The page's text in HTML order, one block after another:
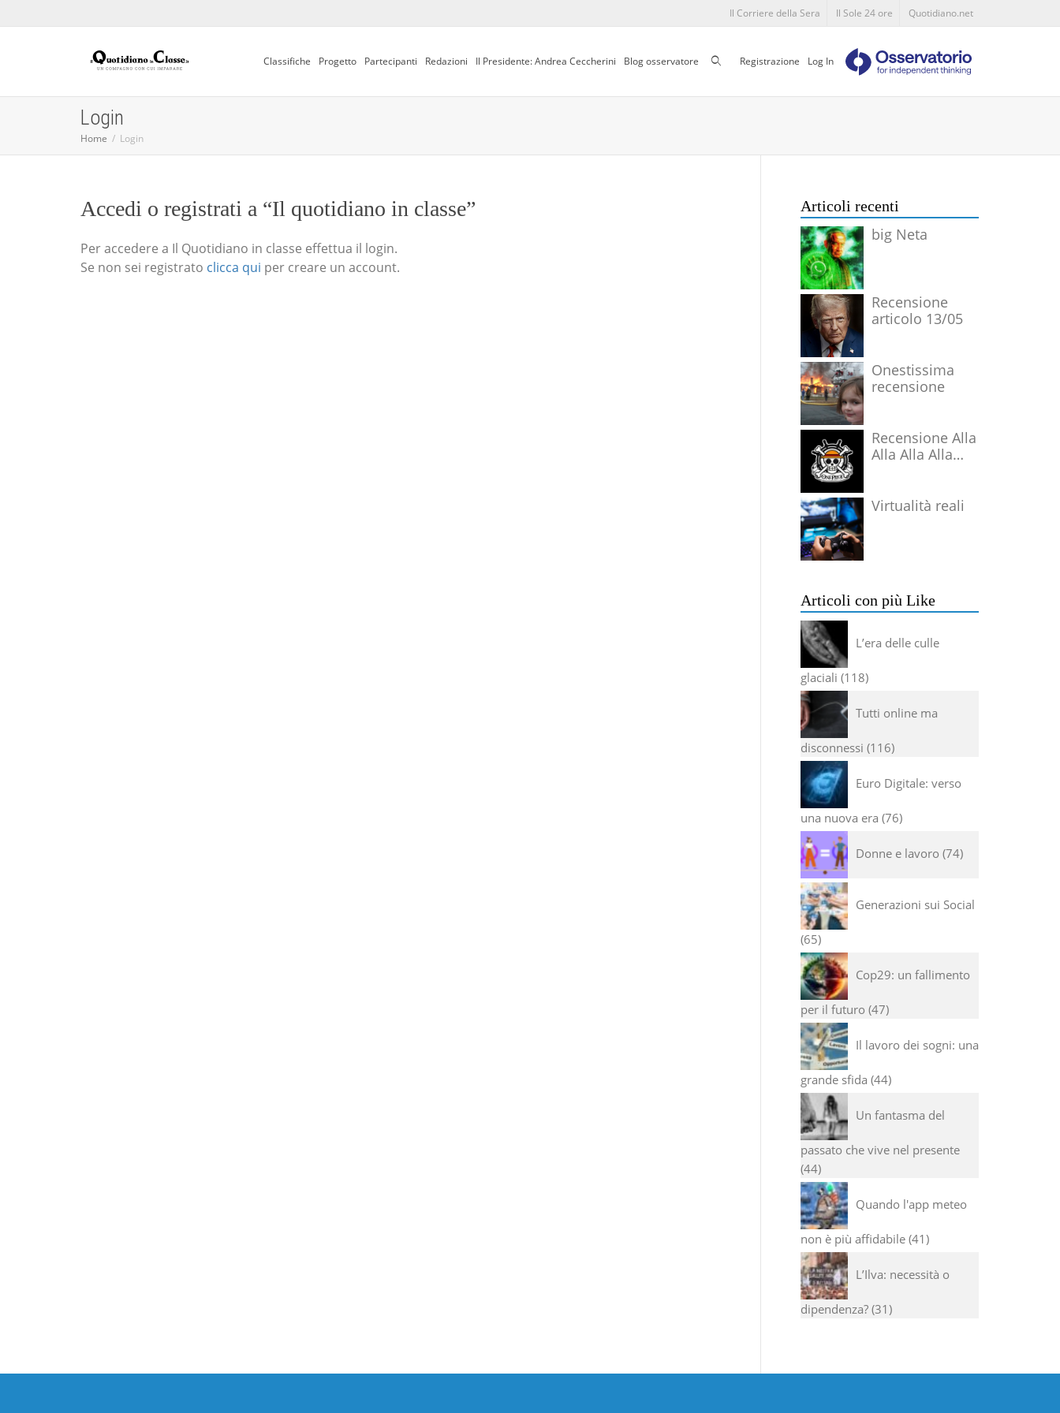
Il Corriere della Sera Il Sole 24 ore Quotidiano.net
Classifiche Progetto Partecipanti Redazioni Il Presidente: Andrea Ceccherini Blog osservatore CercaRegistrazione Log In
Login
Home Login
Accedi o registrati a “Il quotidiano in classe”
Per accedere a Il Quotidiano in classe effettua il login.
Se non sei registrato clicca qui per creare un account.
Articoli recenti
big Neta
Recensione
articolo 13/05
Onestissima
recensione
Recensione Alla
Alla Alla Alla
Virtualità reali
Articoli con più Like
L’era delle culle
glaciali 118
Tutti online ma
disconnessi 116
Euro Digitale: verso
una nuova era 76
Donne e lavoro 74
Generazioni sui Social
65
Cop29: un fallimento
per il futuro 47
Il lavoro dei sogni: una
grande sfida 44
Un fantasma del
passato che vive nel presente
44
Quando l'app meteo
non è più affidabile 41
L’Ilva: necessità o
dipendenza? 31